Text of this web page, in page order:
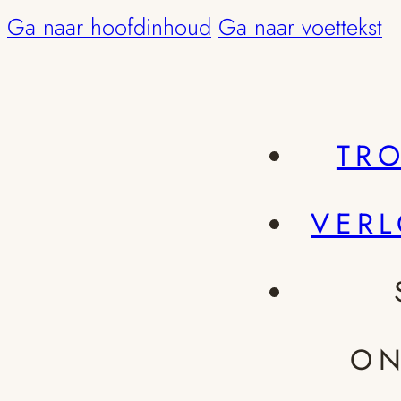
Ga naar hoofdinhoud Ga naar voettekst